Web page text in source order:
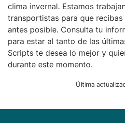
clima invernal. Estamos
transportistas para que
antes posible. Consulta tu
para estar al tanto de las
Scripts te desea lo mejor y
durante este momento.
Última